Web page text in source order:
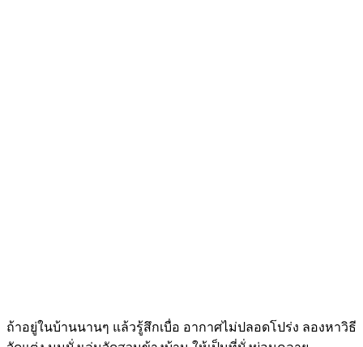
ถ้าอยู่ในบ้านนานๆ แล้วรู้สึกเบื่อ อากาศไม่ปลอดโปร่ง ลองหาวิธี